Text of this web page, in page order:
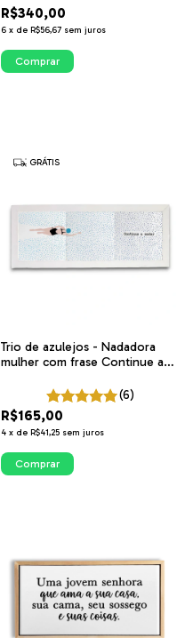
na Vertical | ITsLEJO
R$340,00
6 x de R$56,67 sem juros
Comprar
GRÁTIS
Trio de azulejos - Nadadora
mulher com frase Continue a
exclusiva ITsLEJO
(6)
R$165,00
4 x de R$41,25 sem juros
Comprar